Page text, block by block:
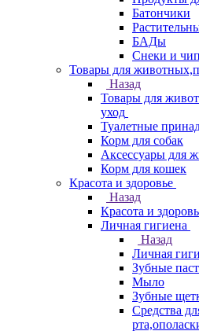
Батончики
БАДы
Снеки и
Товары для
Назад
Товары для
уход
Туалетные
Корм для собак
Аксессуары для
Корм для кошек
Красота и здоровье
Назад
Красота и
Личная гигиена
Назад
Личная
Зубные
Мыло
Зубные
Средства